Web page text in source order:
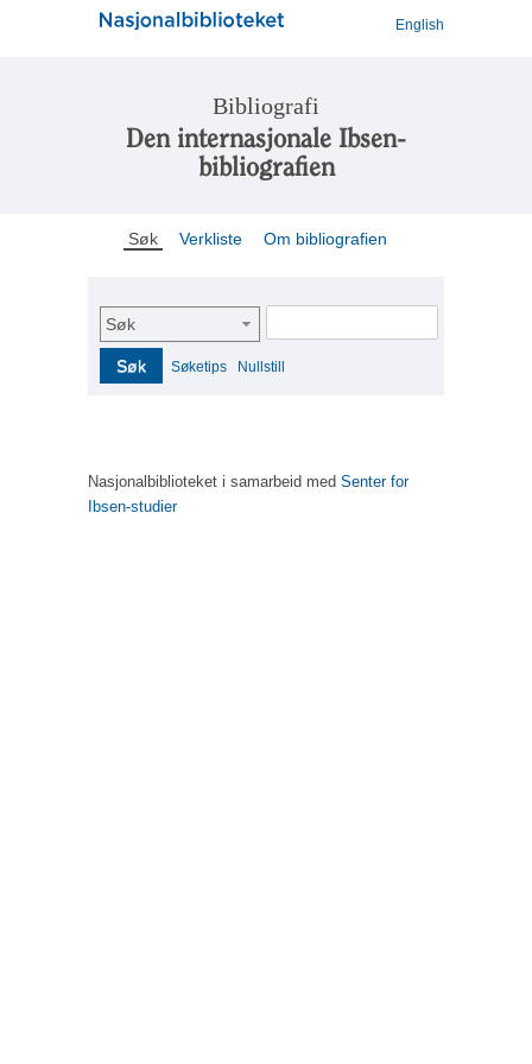
English
Bibliografi
Den internasjonale Ibsen-
bibliografien
Søk Verkliste Om bibliografien
Søk
Søk Søketips Nullstill
Nasjonalbiblioteket i samarbeid med Senter for
Ibsen-studier